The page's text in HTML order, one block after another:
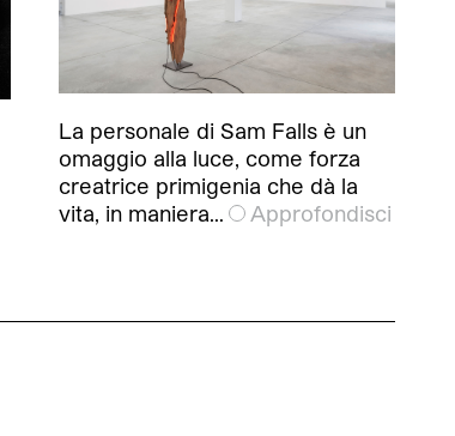
La personale di Sam Falls è un
omaggio alla luce, come forza
creatrice primigenia che dà la
vita, in maniera…
Approfondisci